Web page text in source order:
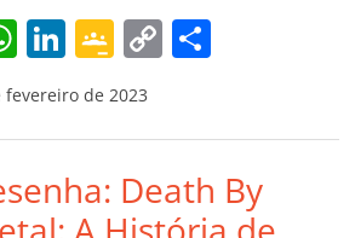
W
at
s
A
Li
k
e
dI
G
o
o
gl
e
C
y
Li
p
ar
fevereiro de 2023
Death By